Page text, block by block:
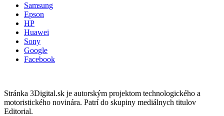
Samsung
Epson
HP
Huawei
Sony
Google
Facebook
Stránka 3Digital.sk je autorským projektom technologického a
motoristického novinára. Patrí do skupiny mediálnych titulov
Editorial.